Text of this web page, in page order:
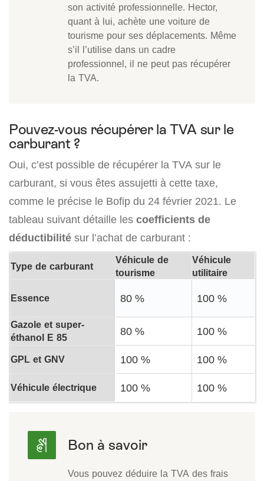
son activité professionnelle. Hector,
quant à lui, achète une voiture de
tourisme pour ses déplacements. Même
s’il l’utilise dans un cadre
professionnel, il ne peut pas récupérer
la TVA.
Pouvez-vous récupérer la TVA sur le
carburant ?
Oui, c’est possible de récupérer la TVA sur le
carburant, si vous êtes assujetti à cette taxe,
comme le précise le Bofip du 24 février 2021. Le
tableau suivant détaille les coefficients de
déductibilité sur l’achat de carburant :
Type de carburant
Véhicule de
tourisme
Véhicule
utilitaire
Essence 80 % 100 %
Gazole et super-
éthanol E 85
80 % 100 %
GPL et GNV 100 % 100 %
Véhicule électrique 100 % 100 %
Vous pouvez déduire la TVA des frais